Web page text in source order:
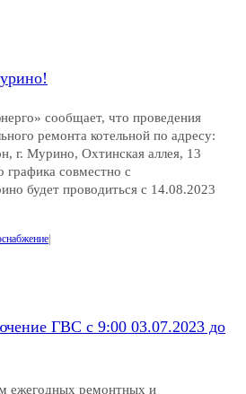
сообщает, что проведения
ремонта котельной по адресу:
г. Мурино, Охтинская аллея, 13
графика совместно с
будет проводиться с 14.08.2023
|
ГВС с 9:00 03.07.2023 до
ежегодных ремонтных и